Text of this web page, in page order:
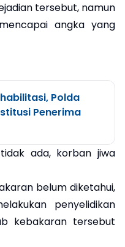
tersebut, namun
angka yang
Polda
Penerima
ada, korban jiwa
belum diketahui,
penyelidikan
kebakaran tersebut